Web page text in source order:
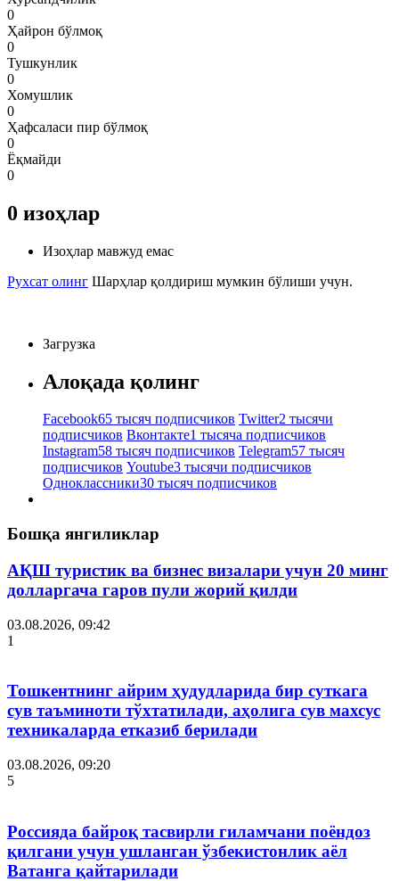
0
Ҳайрон бўлмоқ
0
Тушкунлик
0
Хомушлик
0
Ҳафсаласи пир бўлмоқ
0
Ёқмайди
0
0 изоҳлар
Изоҳлар мавжуд емас
Рухсат олинг Шарҳлар қолдириш мумкин бўлиши учун.
Загрузка
Алоқада қолинг
Facebook65 тысяч подписчиков Twitter2 тысячи
подписчиков Вконтакте1 тысяча подписчиков
Instagram58 тысяч подписчиков Telegram57 тысяч
подписчиков Youtube3 тысячи подписчиков
Одноклассники30 тысяч подписчиков
Бошқа янгиликлар
АҚШ туристик ва бизнес визалари учун 20 минг
долларгача гаров пули жорий қилди
03.08.2026, 09:42
1
Тошкентнинг айрим ҳудудларида бир суткага
сув таъминоти тўхтатилади, аҳолига сув махсус
техникаларда етказиб берилади
03.08.2026, 09:20
5
Россияда байроқ тасвирли гиламчани поёндоз
қилгани учун ушланган ўзбекистонлик аёл
Ватанга қайтарилади